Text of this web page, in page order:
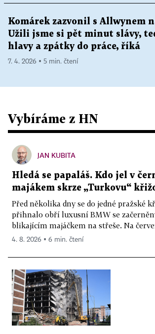
Komárek zazvonil s Allwynem
Užili jsme si pět minut slávy,
hlavy a zpátky do práce, říká
7. 4. 2026 ▪ 5 min. čtení
Vybíráme z HN
JAN KUBITA
Hledá se papaláš. Kdo jel v
majákem skrze „Turkovu“
Před několika dny se do jedné pražské
přihnalo obří luxusní BMW se
blikajícím majáčkem na střeše. Na
4. 8. 2026 ▪ 6 min. čtení